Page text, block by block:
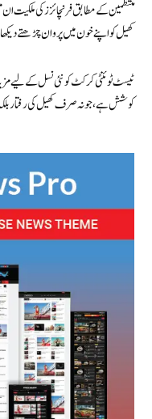
منتظمین کے مطابق فرنچائزز کی ملکیت
کھیل کو اپنے خون میں پروان چڑھتے
ٹیسٹ ٹوئنٹی کرکٹ کو نئی نسل کے لیے
کوشش ہے، جو نہ صرف کھیل کی رفتار